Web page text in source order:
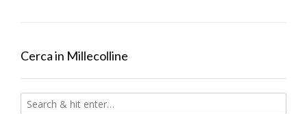
Cerca in Millecolline